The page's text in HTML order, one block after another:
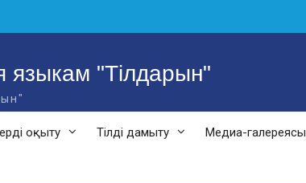
языкам "Тілдарын"
оқыту Тілді дамыту Медиа-галереясы